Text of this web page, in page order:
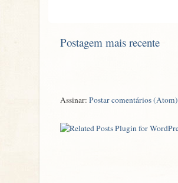
Postagem mais recente
Assinar: Postar comentários (Atom)